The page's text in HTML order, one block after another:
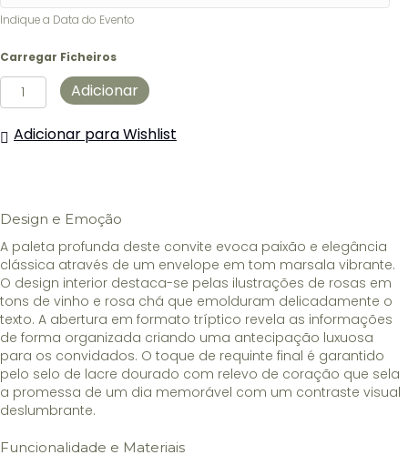
Indique a Data do Evento
Carregar Ficheiros
Quantidade
de
de
Adicionar
Adicionar para Wishlist
Design e Emoção
A paleta profunda deste convite evoca paixão e elegância
clássica através de um envelope em tom marsala vibrante.
O design interior destaca-se pelas ilustrações de rosas em
tons de vinho e rosa chá que emolduram delicadamente o
texto. A abertura em formato tríptico revela as informações
de forma organizada criando uma antecipação luxuosa
para os convidados. O toque de requinte final é garantido
pelo selo de lacre dourado com relevo de coração que sela
a promessa de um dia memorável com um contraste visual
deslumbrante.
Funcionalidade e Materiais